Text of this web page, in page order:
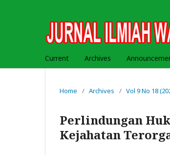
Current Archives
Home / Archives / Vol 9 No 18
Perlindungan
Kejahatan